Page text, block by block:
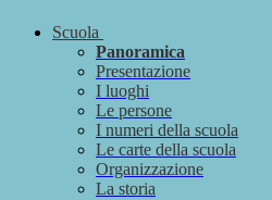
Scuola
Panoramica
Presentazione
I luoghi
Le persone
I numeri della scuola
Le carte della scuola
Organizzazione
La storia